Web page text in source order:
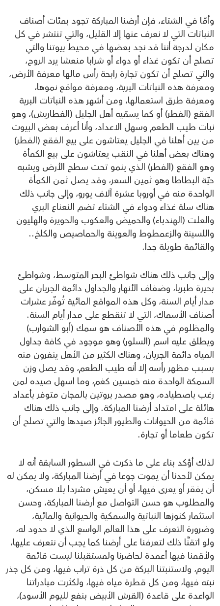
وأمّا في الشتاء، فإن أرضنا المباركة تجود بمئات أصناف
النباتات التي لا نعرف عنها إلا القليل، والتي تنتشر في كل
مكان لدرجة أننا قد نجد بعضها في محيط بيوتنا والتي
تصلح أن تكون غذاء أو دواء أو شرابا منعشا يرد الروح،
والتي تصلح أن تكون تجارة رابحة رأس مالها معرفة الأرض،
ومعرفة هذه النباتات البرية، ومعرفة مواقع نموها،
ومعرفة طرق استعمالها، ومن أشهر هذه النباتات البرية
الفقع (الفطر) أو كما يسمّيه أهل الجليل (الفطاريش)، وهو
نبات طيب الطعم وسهل الاعداد، وأنا أعرف بعض البيوت
من بين أهلنا في الجليل يعتاشون على بيع الفقع (الفطر)
وهناك بعض أهلنا في النقب يعتاشون على بيع الكمأة
وهو الفقع (الفطر) الذي ينمو تحت سطح الأرض ويشبه
حبّة البطاطا وهو ثمين السعر، وقد يصل ثمن الكمأة
الواحدة منه في أوروبا عشرة آلاف يورو، وإلى جانب ذلك
هناك سلة غذاء ودواء في الشتاء تضم النعناع البري
والعلت (الهندباء) والحميض والعكوب والحويرة والهليون
واللسينة والزعمطوط والعوينة والحماصيص والكلخ..
والقائمة طويلة جدا.
وإلى جانب ذلك هناك شواطئ البحر المتوسط، وشواطئ
بحيرة طبريا، وضفاف الأنهار والجداول دائمة الجريان على
مدار أيام السنة، وكل هذه المواقع المائية تُوفّر عشرات
أصناف الأسماك، التي لا تنقطع على مدار أيام السنة.
والمظلوم في هذه الأصناف هو سمك (أبو الشوارب)
ويطلق عليه اسم (السلور) وهو موجود في كافة جداول
المياه دائمة الجريان، وهناك الكثير من الأهل ينفرون منه
بسبب مظهر رأسه إلا أنه طيب الطعم، وقد يصل وزن
السمكة الواحدة منه خمسين كغم، وما اسهل صيده لمن
رغب باصطياده، وهو مصدر بروتين بالمجان متوفر بأعداد
هائلة على امتداد أرضنا المباركة. وإلى جانب ذلك هناك
قائمة من الحيوانات والطيور الجائز صيدها والتي تصلح أن
تكون طعاما أو تجارة.
لذلك أؤكد بناء على ما ذكرت في السطور السابقة أنه لا
يمكن لأحدنا أن يموت جوعا في أرضنا المباركة، ولا يمكن له
أن يفقر أو يعرى فيها، أو أن يعيش مشردا بلا مسكن،
والمطلوب هو حسن التواصل مع أرضنا المباركة، وحسن
استثمار كنوزها النباتية والسمكية والحيوانية والمائية،
وضرورة التعرف على هذا العالم الواسع الذي لا حدود له،
ولو اتقنَّا ذلك لتعرفنا على أرضنا كما يجب أن نتعرف عليها،
ولأقمنا فيها أعمدة لحاضرنا ولمستقبلنا ليست قائمة
اليوم، ولاستنبتنا البركة من كل ذرة تراب فيها، ومن كل جذر
نبته فيها، ومن كل قطرة مياه فيها، ولكثرت مبادراتنا
الواعدة على قاعدة (القرش الأبيض بنفع لليوم الأسود)،